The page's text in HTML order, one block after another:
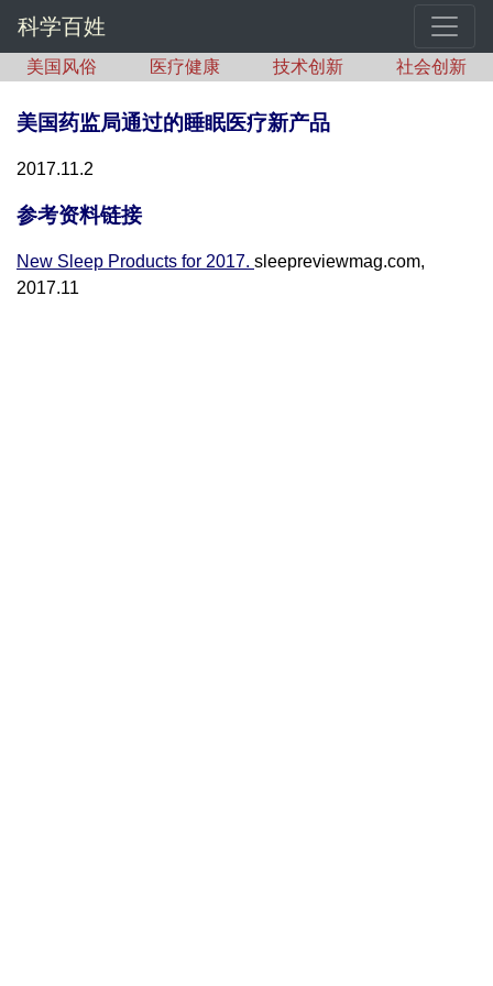
科学百姓
美国风俗 医疗健康 技术创新 社会创新
美国药监局通过的睡眠医疗新产品
2017.11.2
参考资料链接
New Sleep Products for 2017. sleepreviewmag.com,
2017.11